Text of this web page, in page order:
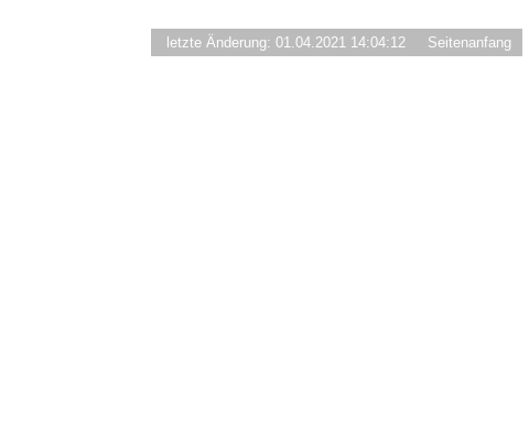
letzte Änderung: 01.04.2021 14:04:12 Seitenanfang